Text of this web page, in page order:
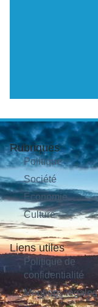
Rubriques
Politique
Société
Économie
Culture
Liens utiles
Politique de
confidentialité
Mentions légales